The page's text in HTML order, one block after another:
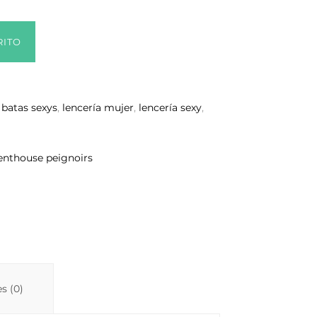
batas sexys, lencería mujer, lencería sexy,
peignoirs
(0)